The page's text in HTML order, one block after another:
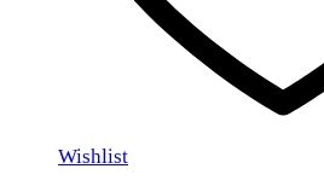
Wishlist